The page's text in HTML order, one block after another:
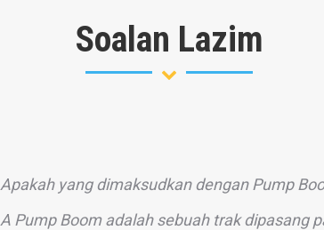
Soalan Lazim
Apakah yang dimaksudkan dengan Pump
A Pump Boom adalah sebuah trak dipasang